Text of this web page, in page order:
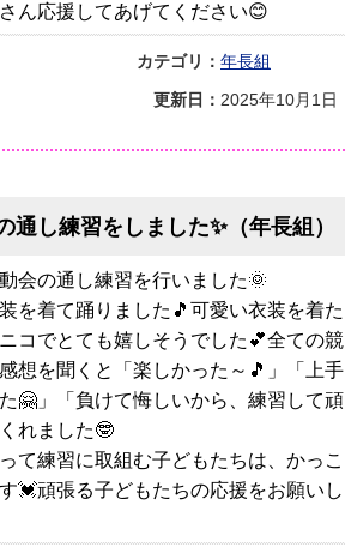
ん応援してあげてください😊
カテゴリ： 年長組
更新日： 2025年10月1日
し練習をしました✨（年長組）
会の通し練習を行いました🌞
を着て踊りました🎵可愛い衣装を着た
コでとても嬉しそうでした💕全ての競
想を聞くと「楽しかった～🎵」「上手
🤗」「負けて悔しいから、練習して頑
れました🤓
て練習に取組む子どもたちは、かっこ
💓頑張る子どもたちの応援をお願いし